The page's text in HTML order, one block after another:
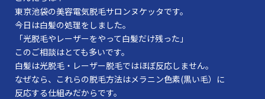
東京池袋の美容電気脱毛サロンヌケッタです。
今日は白髪の処理をしました。
「光脱毛やレーザーをやって白髪だけ残った」
このご相談はとても多いです。
白髪は光脱毛・レーザー脱毛ではほぼ反応しません。
なぜなら、これらの脱毛方法はメラニン色素(黒い毛）に
反応する仕組みだからです。